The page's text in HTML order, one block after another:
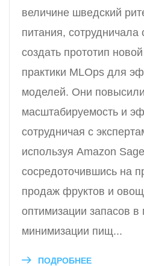
величине шведский
питания, сотрудничала
создать прототип
практики MLOps для
моделей. Они повысили
масштабируемость и
сотрудничая с
используя Amazon
сосредоточившись на
продаж фруктов и
оптимизации запасов в
минимизации пищ...
ПОДРОБНЕЕ